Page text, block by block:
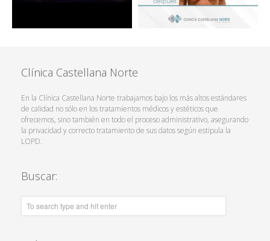
Clínica Castellana Norte
En la Clínica Castellana Norte trabajamos bajo los más altos estándares
de calidad no sólo en los tratamientos médicos y estéticos que
ofrecemos, sino también en todo el proceso administrativo, asegurando
la privacidad y correcto tratamiento de sus datos según estipula la
LOPD.
Buscar: